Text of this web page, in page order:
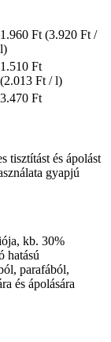
1.960 Ft (3.920 Ft /
l)
1.510 Ft
(2.013 Ft / l)
3.470 Ft
tisztítást és ápolást
gyapjú
kb. 30%
hatású
parafából,
és ápolására